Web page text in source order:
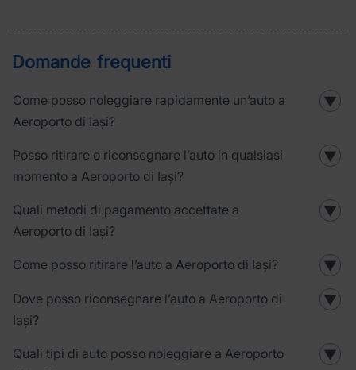
Domande frequenti
Come posso noleggiare rapidamente un’auto a
Aeroporto di Iași?
▼
Posso ritirare o riconsegnare l’auto in qualsiasi
momento a Aeroporto di Iași?
▼
Quali metodi di pagamento accettate a
Aeroporto di Iași?
▼
Come posso ritirare l’auto a Aeroporto di Iași? ▼
Dove posso riconsegnare l’auto a Aeroporto di
Iași?
▼
Quali tipi di auto posso noleggiare a Aeroporto
▼